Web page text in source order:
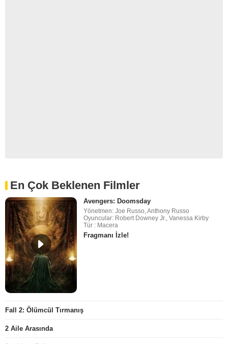
En Çok Beklenen Filmler
Avengers: Doomsday
Yönetmen: Joe Russo, Anthony Russo
Oyuncular: Robert Downey Jr., Vanessa Kirby
Tür : Macera
Fragmanı İzle!
Fall 2: Ölümcül Tırmanış
2 Aile Arasında